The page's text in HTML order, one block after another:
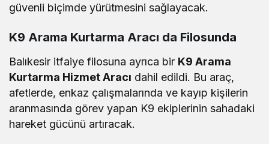
güvenli biçimde yürütmesini sağlayacak.
K9 Arama Kurtarma Aracı da Filosunda
Balıkesir itfaiye filosuna ayrıca bir K9 Arama
Kurtarma Hizmet Aracı dahil edildi. Bu araç,
afetlerde, enkaz çalışmalarında ve kayıp kişilerin
aranmasında görev yapan K9 ekiplerinin sahadaki
hareket gücünü artıracak.